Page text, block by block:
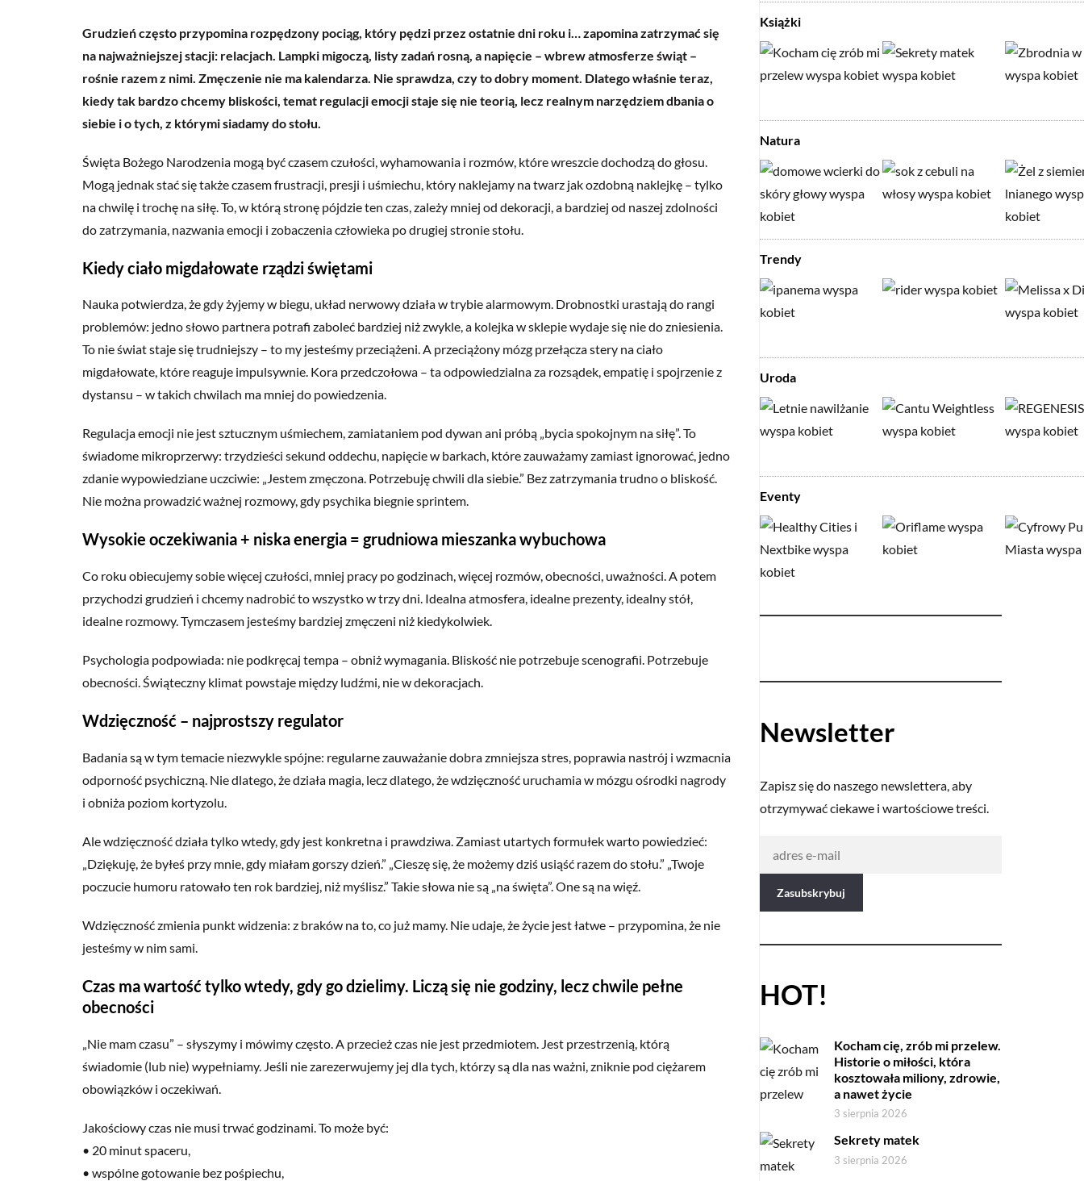
Grudzień często przypomina rozpędzony pociąg, który pędzi przez ostatnie dni roku i… zapomina zatrzymać się
na najważniejszej stacji: relacjach. Lampki migoczą, listy zadań rosną, a napięcie – wbrew atmosferze świąt –
rośnie razem z nimi. Zmęczenie nie ma kalendarza. Nie sprawdza, czy to dobry moment. Dlatego właśnie teraz,
kiedy tak bardzo chcemy bliskości, temat regulacji emocji staje się nie teorią, lecz realnym narzędziem dbania o
siebie i o tych, z którymi siadamy do stołu.
Święta Bożego Narodzenia mogą być czasem czułości, wyhamowania i rozmów, które wreszcie dochodzą do głosu.
Mogą jednak stać się także czasem frustracji, presji i uśmiechu, który naklejamy na twarz jak ozdobną naklejkę – tylko
na chwilę i trochę na siłę. To, w którą stronę pójdzie ten czas, zależy mniej od dekoracji, a bardziej od naszej zdolności
do zatrzymania, nazwania emocji i zobaczenia człowieka po drugiej stronie stołu.
Kiedy ciało migdałowate rządzi świętami
Nauka potwierdza, że gdy żyjemy w biegu, układ nerwowy działa w trybie alarmowym. Drobnostki urastają do rangi
problemów: jedno słowo partnera potrafi zaboleć bardziej niż zwykle, a kolejka w sklepie wydaje się nie do zniesienia.
To nie świat staje się trudniejszy – to my jesteśmy przeciążeni. A przeciążony mózg przełącza stery na ciało
migdałowate, które reaguje impulsywnie. Kora przedczołowa – ta odpowiedzialna za rozsądek, empatię i spojrzenie z
dystansu – w takich chwilach ma mniej do powiedzenia.
Regulacja emocji nie jest sztucznym uśmiechem, zamiataniem pod dywan ani próbą „bycia spokojnym na siłę”. To
świadome mikroprzerwy: trzydzieści sekund oddechu, napięcie w barkach, które zauważamy zamiast ignorować, jedno
zdanie wypowiedziane uczciwie: „Jestem zmęczona. Potrzebuję chwili dla siebie.” Bez zatrzymania trudno o bliskość.
Nie można prowadzić ważnej rozmowy, gdy psychika biegnie sprintem.
Wysokie oczekiwania + niska energia = grudniowa mieszanka wybuchowa
Co roku obiecujemy sobie więcej czułości, mniej pracy po godzinach, więcej rozmów, obecności, uważności. A potem
przychodzi grudzień i chcemy nadrobić to wszystko w trzy dni. Idealna atmosfera, idealne prezenty, idealny stół,
idealne rozmowy. Tymczasem jesteśmy bardziej zmęczeni niż kiedykolwiek.
Psychologia podpowiada: nie podkręcaj tempa – obniż wymagania. Bliskość nie potrzebuje scenografii. Potrzebuje
obecności. Świąteczny klimat powstaje między ludźmi, nie w dekoracjach.
Wdzięczność – najprostszy regulator
Badania są w tym temacie niezwykle spójne: regularne zauważanie dobra zmniejsza stres, poprawia nastrój i wzmacnia
odporność psychiczną. Nie dlatego, że działa magia, lecz dlatego, że wdzięczność uruchamia w mózgu ośrodki nagrody
i obniża poziom kortyzolu.
Ale wdzięczność działa tylko wtedy, gdy jest konkretna i prawdziwa. Zamiast utartych formułek warto powiedzieć:
„Dziękuję, że byłeś przy mnie, gdy miałam gorszy dzień.” „Cieszę się, że możemy dziś usiąść razem do stołu.” „Twoje
poczucie humoru ratowało ten rok bardziej, niż myślisz.” Takie słowa nie są „na święta”. One są na więź.
Wdzięczność zmienia punkt widzenia: z braków na to, co już mamy. Nie udaje, że życie jest łatwe – przypomina, że nie
jesteśmy w nim sami.
Czas ma wartość tylko wtedy, gdy go dzielimy. Liczą się nie godziny, lecz chwile pełne
obecności
„Nie mam czasu” – słyszymy i mówimy często. A przecież czas nie jest przedmiotem. Jest przestrzenią, którą
świadomie (lub nie) wypełniamy. Jeśli nie zarezerwujemy jej dla tych, którzy są dla nas ważni, zniknie pod ciężarem
obowiązków i oczekiwań.
Jakościowy czas nie musi trwać godzinami. To może być:
• 20 minut spaceru,
• wspólne gotowanie bez pośpiechu,
Książki
Natura
Trendy
Uroda
Eventy
Newsletter
Zapisz się do naszego newslettera, aby
otrzymywać ciekawe i wartościowe treści.
HOT!
Kocham cię, zrób mi przelew.
Historie o miłości, która
kosztowała miliony, zdrowie,
a nawet życie
3 sierpnia 2026
Sekrety matek
3 sierpnia 2026